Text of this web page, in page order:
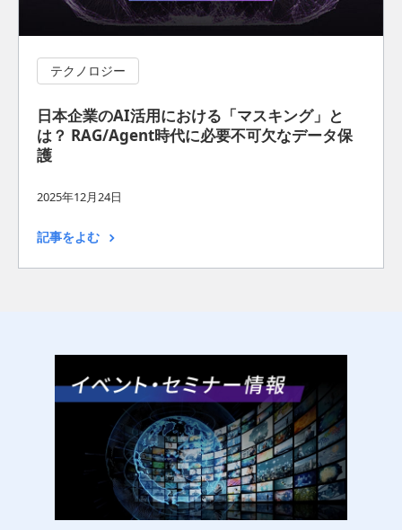
テクノロジー
日本企業のAI活用における「マスキング」と
は？ RAG/Agent時代に必要不可欠なデータ保
護
2025年12月24日
記事をよむ